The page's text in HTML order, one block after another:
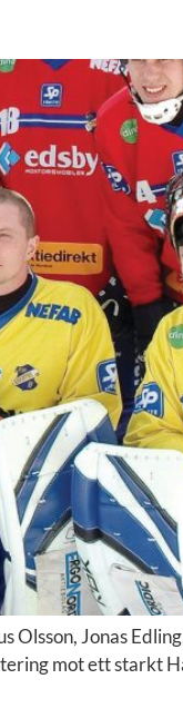
Olsson, Jonas
mot ett starkt